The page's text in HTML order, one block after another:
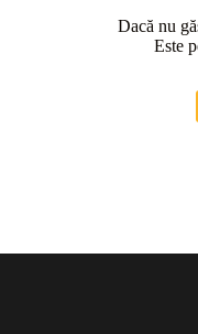
Dacă nu
Este